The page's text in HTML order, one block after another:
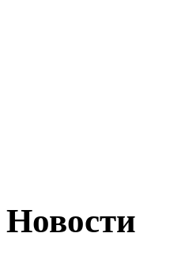
Новости